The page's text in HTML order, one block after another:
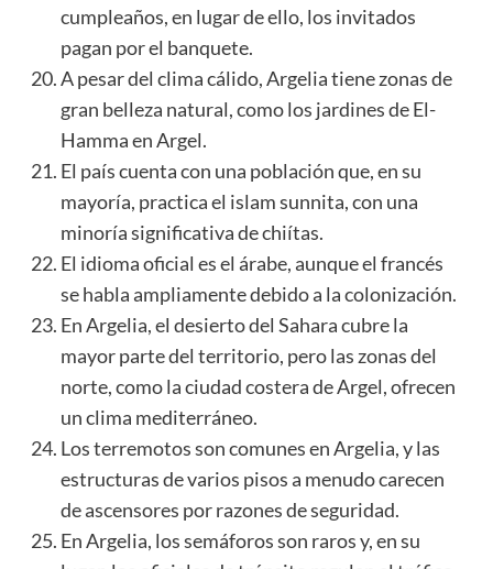
cumpleaños, en lugar de ello, los invitados
pagan por el banquete.
A pesar del clima cálido, Argelia tiene zonas de
gran belleza natural, como los jardines de El-
Hamma en Argel.
El país cuenta con una población que, en su
mayoría, practica el islam sunnita, con una
minoría significativa de chiítas.
El idioma oficial es el árabe, aunque el francés
se habla ampliamente debido a la colonización.
En Argelia, el desierto del Sahara cubre la
mayor parte del territorio, pero las zonas del
norte, como la ciudad costera de Argel, ofrecen
un clima mediterráneo.
Los terremotos son comunes en Argelia, y las
estructuras de varios pisos a menudo carecen
de ascensores por razones de seguridad.
En Argelia, los semáforos son raros y, en su